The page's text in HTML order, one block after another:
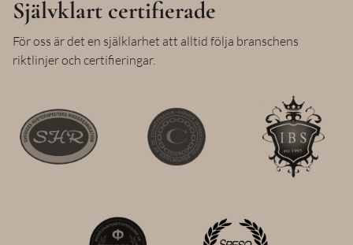
Självklart certifierade
För oss är det en själklarhet att alltid följa branschens
riktlinjer och certifieringar.